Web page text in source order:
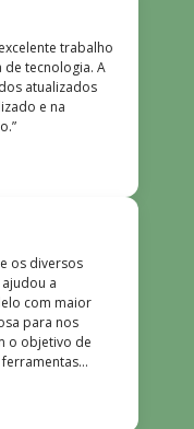
trabalho
de tecnologia. A
atualizados
e na
os diversos
a
com maior
para nos
o objetivo de
além de
que incentiva o